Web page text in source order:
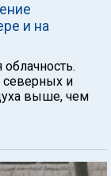
и на
и
выше, чем